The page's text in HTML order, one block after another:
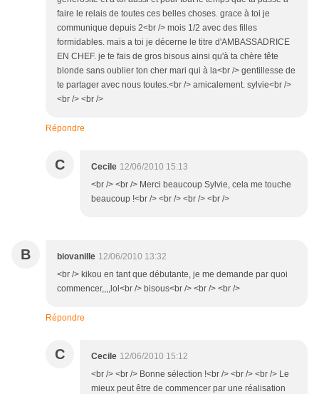
faire le relais de toutes ces belles choses. grace à toi je
communique depuis 2<br /> mois 1/2 avec des filles
formidables. mais a toi je décerne le titre d'AMBASSADRICE
EN CHEF. je te fais de gros bisous ainsi qu'à ta chère tête
blonde sans oublier ton cher mari qui à la<br /> gentillesse de
te partager avec nous toutes.<br /> amicalement. sylvie<br />
<br /> <br />
Répondre
C Cecile 12/06/2010 15:13
<br /> <br /> Merci beaucoup Sylvie, cela me touche
beaucoup !<br /> <br /> <br /> <br />
B biovanille 12/06/2010 13:32
<br /> kikou en tant que débutante, je me demande par quoi
commencer,,,,lol<br /> bisous<br /> <br /> <br />
Répondre
C Cecile 12/06/2010 15:12
<br /> <br /> Bonne sélection !<br /> <br /> <br /> Le
mieux peut être de commencer par une réalisation